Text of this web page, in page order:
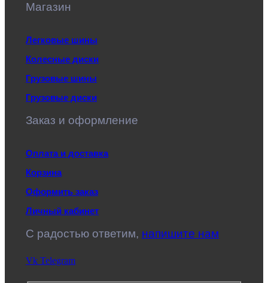
Магазин
Легковые шины
Колесные диски
Грузовые шины
Грузовые диски
Заказ и оформление
Оплата и доставка
Корзина
Оформить заказ
Личный кабинет
C радостью ответим, напишите нам
Vk Telegram